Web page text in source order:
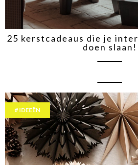
25 kerstcadeaus die je
doen slaan!
IDEEËN